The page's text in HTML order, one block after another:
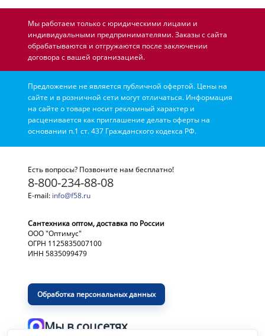
Мы работаем только с юридическими лицами и
индивидуальными предпринимателями. Заказы с сайта
обрабатываются и отгружаются после заключении
договора с вашей организацией.
Предложение не является публичной офертой. Цены на
сайте и в розничной сети могут отличаться. Информация
на сайте о товаре носит рекламный характер и
расценивается как приглашение делать оферты на
основании п.1 ст. 437 Гражданского кодекса РФ.
Есть вопросы? Позвоните нам бесплатно!
8-800-234-88-08
E-mail: info@f58.ru
Сантехника оптом, доставка по России
ООО "Оптимус"
ОГРН 1125835007100
ИНН 5835099479
Обработка персональных данных
Мы в соцсетях